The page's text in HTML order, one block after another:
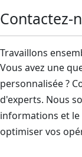
Contactez-
Travaillons
Vous avez une
personnalisée ?
d'experts. Nous
informations et
optimiser vos